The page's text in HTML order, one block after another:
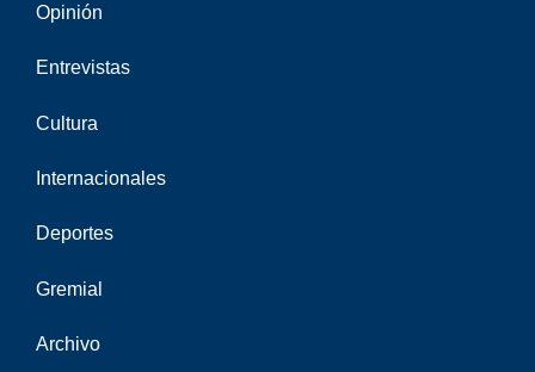
Opinión
Entrevistas
Cultura
Internacionales
Deportes
Gremial
Archivo